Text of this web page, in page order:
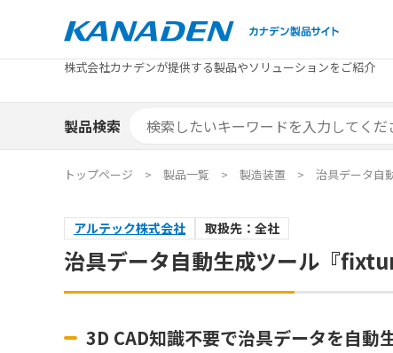
カテゴリから探す メー
エリア別おすすめ製品 特集
カタログ・技術資料
補助金検索システム 補助
トピックス お役
製品検索
株式会社カナデンが提供する製品やソリューションをご紹介
カテゴリから探す メー
エリア別おすすめ製品
補助金検索システム 補助
トピックス お役
製品検索
トップページ 製品一覧 製造装置 治具データ自
アルテック株式会社 取扱先：全社
治具データ自動生成ツール『
3D CAD知識不要で治具データを自動